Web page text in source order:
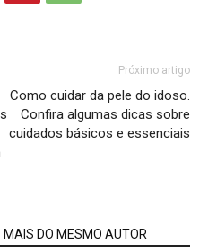
Próximo artigo
Como cuidar da pele do idoso.
Confira algumas dicas sobre
cuidados básicos e essenciais
MAIS DO MESMO AUTOR